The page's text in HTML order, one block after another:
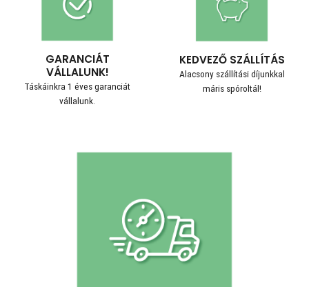
GARANCIÁT
VÁLLALUNK!
Táskáinkra 1 éves garanciát
vállalunk.
KEDVEZŐ SZÁLLÍTÁS
Alacsony szállítási díjunkkal
máris spóroltál!